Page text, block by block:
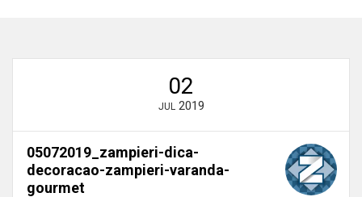
02
JUL 2019
05072019_zampieri-dica-
decoracao-zampieri-varanda-
gourmet